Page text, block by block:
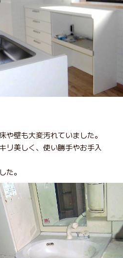
や壁も大変汚れていました。
リ美しく、使い勝手やお手入
た。